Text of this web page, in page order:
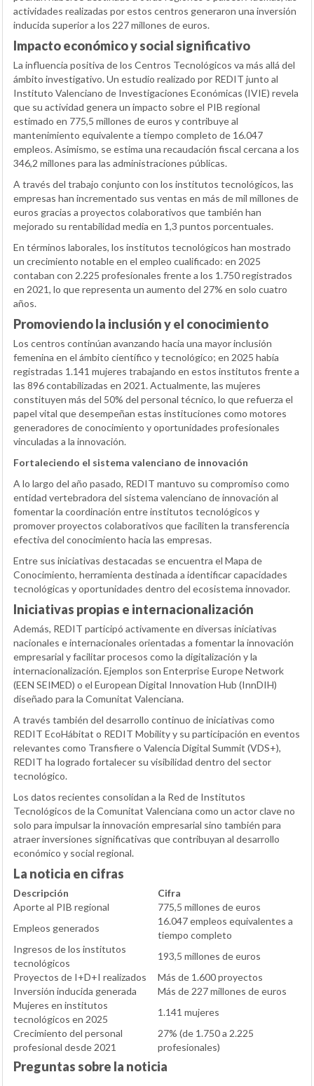
actividades realizadas por estos centros generaron una inversión
inducida superior a los 227 millones de euros.
Impacto económico y social significativo
La influencia positiva de los Centros Tecnológicos va más allá del
ámbito investigativo. Un estudio realizado por REDIT junto al
Instituto Valenciano de Investigaciones Económicas (IVIE) revela
que su actividad genera un impacto sobre el PIB regional
estimado en 775,5 millones de euros y contribuye al
mantenimiento equivalente a tiempo completo de 16.047
empleos. Asimismo, se estima una recaudación fiscal cercana a los
346,2 millones para las administraciones públicas.
A través del trabajo conjunto con los institutos tecnológicos, las
empresas han incrementado sus ventas en más de mil millones de
euros gracias a proyectos colaborativos que también han
mejorado su rentabilidad media en 1,3 puntos porcentuales.
En términos laborales, los institutos tecnológicos han mostrado
un crecimiento notable en el empleo cualificado: en 2025
contaban con 2.225 profesionales frente a los 1.750 registrados
en 2021, lo que representa un aumento del 27% en solo cuatro
años.
Promoviendo la inclusión y el conocimiento
Los centros continúan avanzando hacia una mayor inclusión
femenina en el ámbito científico y tecnológico; en 2025 había
registradas 1.141 mujeres trabajando en estos institutos frente a
las 896 contabilizadas en 2021. Actualmente, las mujeres
constituyen más del 50% del personal técnico, lo que refuerza el
papel vital que desempeñan estas instituciones como motores
generadores de conocimiento y oportunidades profesionales
vinculadas a la innovación.
Fortaleciendo el sistema valenciano de innovación
A lo largo del año pasado, REDIT mantuvo su compromiso como
entidad vertebradora del sistema valenciano de innovación al
fomentar la coordinación entre institutos tecnológicos y
promover proyectos colaborativos que faciliten la transferencia
efectiva del conocimiento hacia las empresas.
Entre sus iniciativas destacadas se encuentra el Mapa de
Conocimiento, herramienta destinada a identificar capacidades
tecnológicas y oportunidades dentro del ecosistema innovador.
Iniciativas propias e internacionalización
Además, REDIT participó activamente en diversas iniciativas
nacionales e internacionales orientadas a fomentar la innovación
empresarial y facilitar procesos como la digitalización y la
internacionalización. Ejemplos son Enterprise Europe Network
(EEN SEIMED) o el European Digital Innovation Hub (InnDIH)
diseñado para la Comunitat Valenciana.
A través también del desarrollo continuo de iniciativas como
REDIT EcoHábitat o REDIT Mobility y su participación en eventos
relevantes como Transfiere o Valencia Digital Summit (VDS+),
REDIT ha logrado fortalecer su visibilidad dentro del sector
tecnológico.
Los datos recientes consolidan a la Red de Institutos
Tecnológicos de la Comunitat Valenciana como un actor clave no
solo para impulsar la innovación empresarial sino también para
atraer inversiones significativas que contribuyan al desarrollo
económico y social regional.
La noticia en cifras
Descripción
Cifra
Aporte al PIB regional
775,5 millones de euros
Empleos generados
16.047 empleos equivalentes a
tiempo completo
Ingresos de los institutos
tecnológicos
193,5 millones de euros
Proyectos de I+D+I realizados
Más de 1.600 proyectos
Inversión inducida generada
Más de 227 millones de euros
Mujeres en institutos
tecnológicos en 2025
1.141 mujeres
Crecimiento del personal
profesional desde 2021
27% (de 1.750 a 2.225
profesionales)
Preguntas sobre la noticia